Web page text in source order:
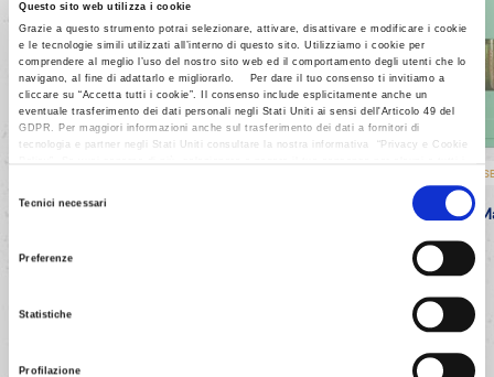
Questo sito web utilizza i cookie
Grazie a questo strumento potrai selezionare, attivare, disattivare e modificare i cookie
e le tecnologie simili utilizzati all’interno di questo sito. Utilizziamo i cookie per
comprendere al meglio l’uso del nostro sito web ed il comportamento degli utenti che lo
navigano, al fine di adattarlo e migliorarlo. Per dare il tuo consenso ti invitiamo a
cliccare su “Accetta tutti i cookie”. Il consenso include esplicitamente anche un
eventuale trasferimento dei dati personali negli Stati Uniti ai sensi dell'Articolo 49 del
GDPR. Per maggiori informazioni anche sul trasferimento dei dati a fornitori di
tecnologia e partner negli Stati Uniti consultare la nostra informativa “Privacy e Cookie
Tecnici necessari
Preferenze
Statistiche
Profilazione
Fecola Aroma